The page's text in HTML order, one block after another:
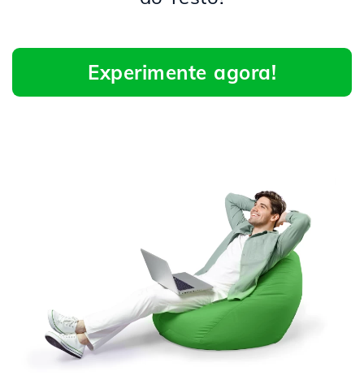
Experimente agora!